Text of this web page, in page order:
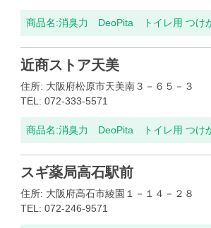
商品名:消臭力 DeoPita トイレ用 つけ
近商ストア天美
住所: 大阪府松原市天美南３－６５－３
TEL: 072-333-5571
商品名:消臭力 DeoPita トイレ用 つけ
スギ薬局高石駅前
住所: 大阪府高石市綾園１－１４－２８
TEL: 072-246-9571